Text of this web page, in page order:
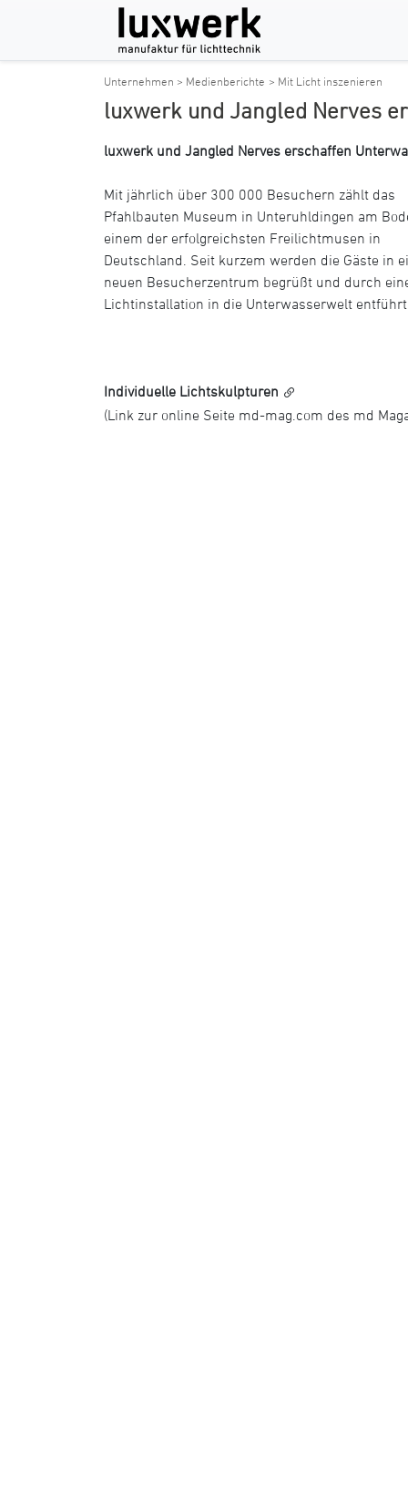
Unternehmen > Medienberichte > Mit Licht inszenieren
luxwerk und Jangled Nerves
luxwerk und Jangled Nerves erschaffen
Mit jährlich über 300 000 Besuchern zählt das
Pfahlbauten Museum in Unteruhldingen am
einem der erfolgreichsten Freilichtmusen in
Deutschland. Seit kurzem werden die Gäste in
neuen Besucherzentrum begrüßt und durch
Lichtinstallation in die Unterwasserwelt entführt.
Individuelle Lichtskulpturen
(Link zur online Seite md-mag.com des md